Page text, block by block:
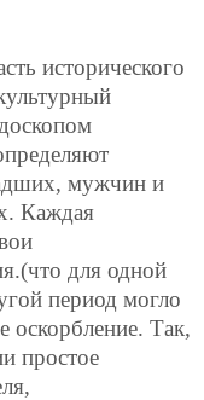
исторического
мужчин и
Каждая
для одной
период могло
оскорбление. Так,
простое